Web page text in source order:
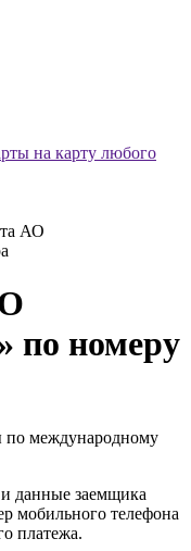
АО
по номеру
международному
данные заемщика
мобильного телефона
платежа.